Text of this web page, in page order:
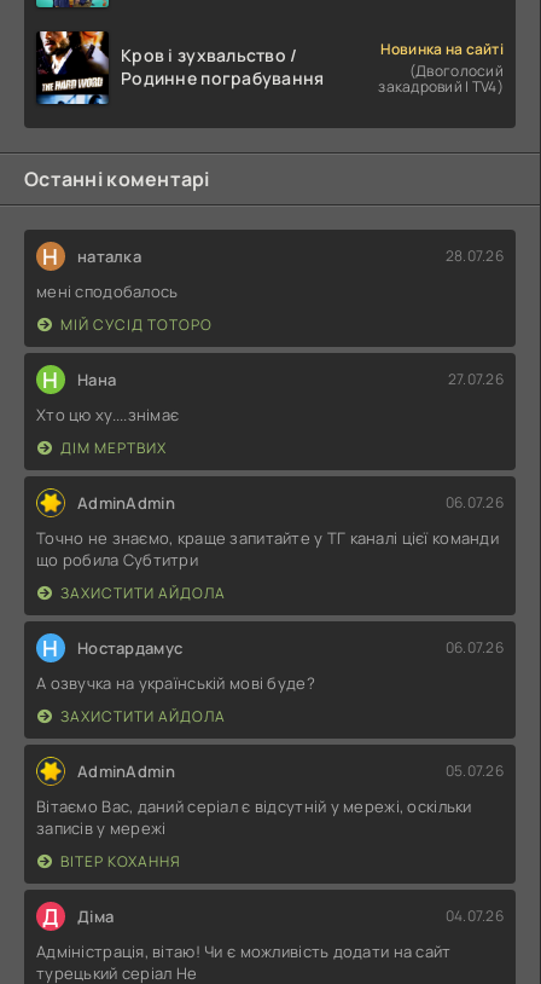
Кров і зухвальство /
Родинне пограбування
Новинка на сайті
(Двоголосий
закадровий | TV4)
Останні коментарі
Н наталка 28.07.26
мені сподобалось
МІЙ СУСІД ТОТОРО
Н Нана 27.07.26
Хто цю ху....знімає
ДІМ МЕРТВИХ
AdminAdmin 06.07.26
Точно не знаємо, краще запитайте у ТГ каналі цієї команди
що робила Субтитри
ЗАХИСТИТИ АЙДОЛА
Н Ностардамус 06.07.26
А озвучка на українській мові буде?
ЗАХИСТИТИ АЙДОЛА
AdminAdmin 05.07.26
Вітаємо Вас, даний серіал є відсутній у мережі, оскільки
записів у мережі
ВІТЕР КОХАННЯ
Д Діма 04.07.26
Адміністрація, вітаю! Чи є можливість додати на сайт
турецький серіал Не